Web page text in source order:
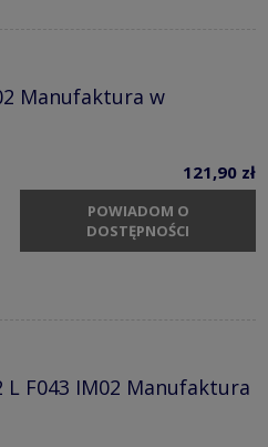
Manufaktura w
121,90 zł
POWIADOM O
DOSTĘPNOŚCI
L F043 IM02 Manufaktura